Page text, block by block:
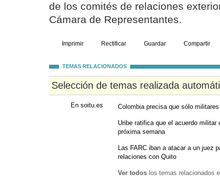
de los comités de relaciones
Cámara de Representantes.
Imprimir Rectificar Guardar Compartir
TEMAS RELACIONADOS
Selección de temas realizada
En soitu.es Colombia precisa que sólo
Uribe ratifica que el acuerdo
próxima semana
Las FARC iban a atacar a un juez
relaciones con Quito
Ver todos los temas relacionados